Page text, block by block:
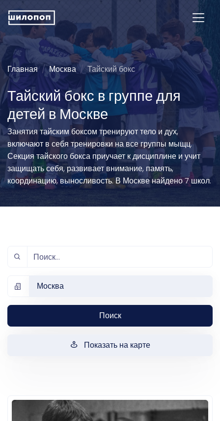
Главная Москва Тайский бокс
Тайский бокс в группе для
детей в Москве
Занятия тайским боксом тренируют тело и дух,
включают в себя тренировки на все группы мыщц.
Секция тайского бокса приучает к дисциплине и учит
защищать себя, развивает внимание, память,
координацию, выносливость. В Москве найдено 7 школ.
Москва
Поиск
Показать на карте